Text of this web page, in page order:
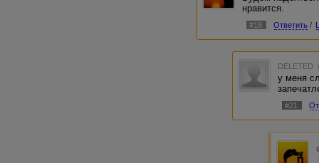
нравится.
#18 Ответить /
DELETED
у меня
#21